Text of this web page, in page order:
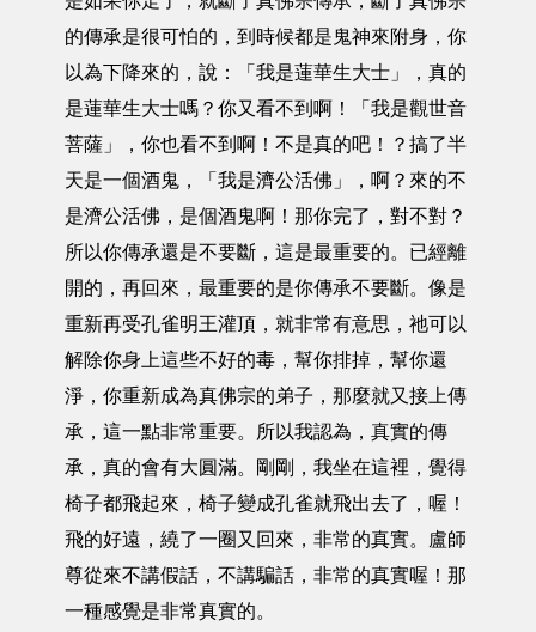
的傳承是很可怕的，到時候都是鬼神來附身，你
以為下降來的，說：「我是蓮華生大士」，真的
是蓮華生大士嗎？你又看不到啊！「我是觀世音
菩薩」，你也看不到啊！不是真的吧！？搞了半
天是一個酒鬼，「我是濟公活佛」，啊？來的不
是濟公活佛，是個酒鬼啊！那你完了，對不對？
所以你傳承還是不要斷，這是最重要的。已經離
開的，再回來，最重要的是你傳承不要斷。像是
重新再受孔雀明王灌頂，就非常有意思，祂可以
解除你身上這些不好的毒，幫你排掉，幫你還
淨，你重新成為真佛宗的弟子，那麼就又接上傳
承，這一點非常重要。所以我認為，真實的傳
承，真的會有大圓滿。剛剛，我坐在這裡，覺得
椅子都飛起來，椅子變成孔雀就飛出去了，喔！
飛的好遠，繞了一圈又回來，非常的真實。盧師
尊從來不講假話，不講騙話，非常的真實喔！那
一種感覺是非常真實的。